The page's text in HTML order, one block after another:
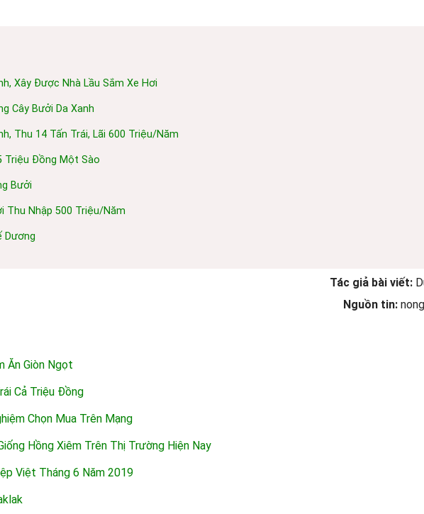
Xây Được Nhà Lầu Sắm Xe Hơi
Cây Bưởi Da Xanh
Thu 14 Tấn Trái, Lãi 600 Triệu/năm
Triệu Đồng Một Sào
Bưởi
Thu Nhập 500 Triệu/năm
Dương
Tác giả bài viết:
Nguồn tin:
Ăn Giòn Ngọt
Cả Triệu Đồng
Chọn Mua Trên Mạng
Hồng Xiêm Trên Thị Trường Hiện Nay
Việt Tháng 6 Năm 2019